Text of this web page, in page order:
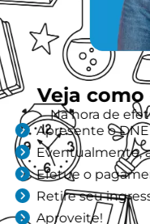
Veja como
Na hora de
Apresente o
Eventualmente,
Efetue o
Retire seu
Aproveite!